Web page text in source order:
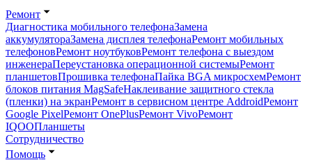
Ремонт
Диагностика мобильного телефонаЗамена
аккумулятораЗамена дисплея телефонаРемонт мобильных
телефоновРемонт ноутбуковРемонт телефона с выездом
инженераПереустановка операционной системыРемонт
планшетовПрошивка телефонаПайка BGA микросхемРемонт
блоков питания MagSafeНаклеивание защитного стекла
(пленки) на экранРемонт в сервисном центре AddroidРемонт
Google PixelРемонт OnePlusРемонт VivoРемонт
IQOOПланшеты
Сотрудничество
Помощь